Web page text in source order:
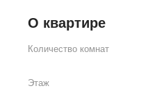
О квартире
Количество комнат
Этаж